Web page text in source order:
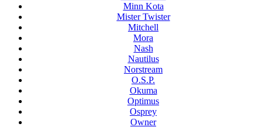
Minn Kota
Mister Twister
Mitchell
Mora
Nash
Nautilus
Norstream
O.S.P.
Okuma
Optimus
Osprey
Owner